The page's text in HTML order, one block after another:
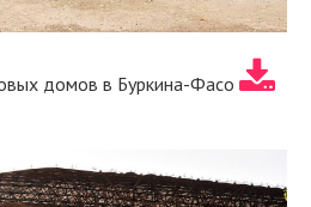
домов в Буркина-Фасо